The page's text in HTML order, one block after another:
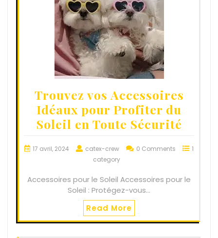
Trouvez vos Accessoires
Idéaux pour Profiter du
Soleil en Toute Sécurité
17 avril, 2024 catex-crew 0 Comments
1
category
Accessoires pour le Soleil Accessoires pour le
Soleil : Protégez-vous…
Read More